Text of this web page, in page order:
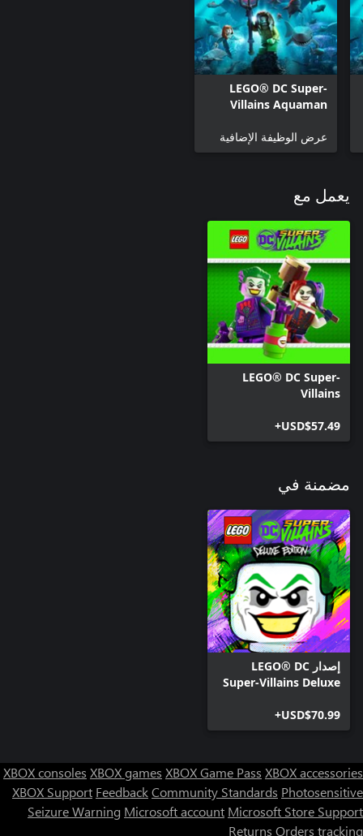
LEGO® DC Super-
Villains Aquaman
عرض الوظيفة الإضافية
يعمل مع
LEGO® DC Super-
Villains
USD$57.49+
مضمنة في
إصدار LEGO® DC
Super-Villains Deluxe
USD$70.99+
XBOX consoles XBOX games XBOX Game Pass XBOX accessories
XBOX Support FeedbackCommunity Standards Photosensitive
Seizure Warning Microsoft account Microsoft Store Support
Returns Orders tracking